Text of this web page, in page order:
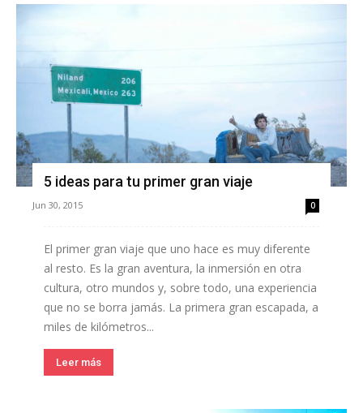
5 ideas para tu primer gran viaje
Jun 30, 2015 0
El primer gran viaje que uno hace es muy diferente
al resto. Es la gran aventura, la inmersión en otra
cultura, otro mundos y, sobre todo, una experiencia
que no se borra jamás. La primera gran escapada, a
miles de kilómetros...
Leer más